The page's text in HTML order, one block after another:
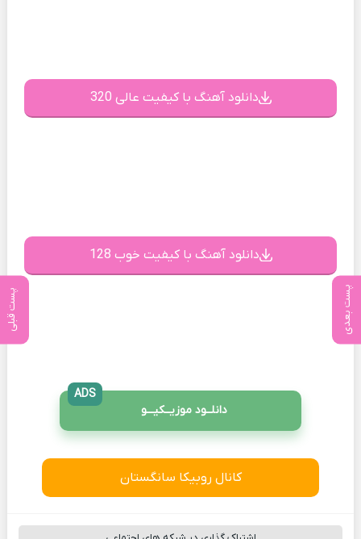
پست بعدی پست قبلی
دانلود آهنگ با کیفیت عالی 320
دانلود آهنگ با کیفیت خوب 128
دانلــود موزیــکیـــو
ADS
کانال روبیکا سانگستان